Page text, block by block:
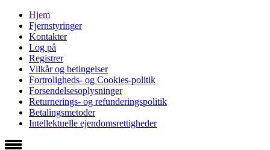
Hjem
Fjernstyringer
Kontakter
Log på
Registrer
Vilkår og betingelser
Fortroligheds- og Cookies-politik
Forsendelsesoplysninger
Returnerings- og refunderingspolitik
Betalingsmetoder
Intellektuelle ejendomsrettigheder